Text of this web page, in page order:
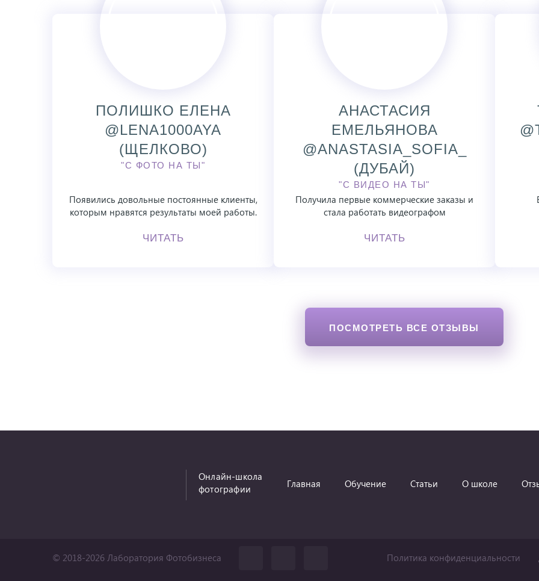
ПОЛИШКО ЕЛЕНА
@LENA1000AYA
(ЩЕЛКОВО)
"С ФОТО НА ТЫ"
Появились довольные постоянные клиенты,
которым нравятся результаты моей работы.
ЧИТАТЬ
АНАСТАСИЯ
ЕМЕЛЬЯНОВА
@ANASTASIA_SOFIA_
(ДУБАЙ)
"С ВИДЕО НА ТЫ"
Получила первые коммерческие заказы и
стала работать видеографом
ЧИТАТЬ
ПОСМОТРЕТЬ ВСЕ ОТЗЫВЫ
Онлайн-школа
фотографии
Главная Обучение Статьи О школе
© 2018-2026 Лаборатория Фотобизнеса Политика конфиденциальности